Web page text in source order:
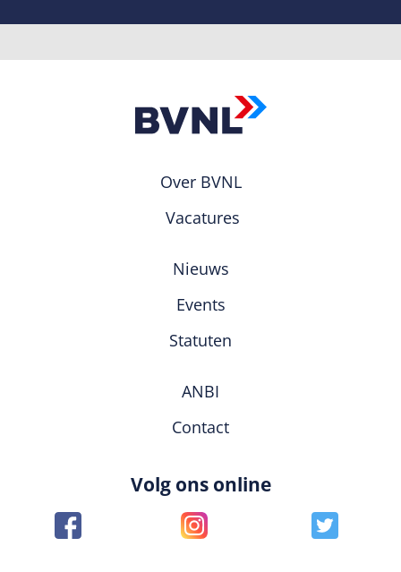
Over BVNL
Vacatures
Nieuws
Events
Statuten
ANBI
Contact
Volg ons online